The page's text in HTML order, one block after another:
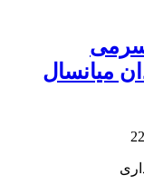
سرمی
میانسال